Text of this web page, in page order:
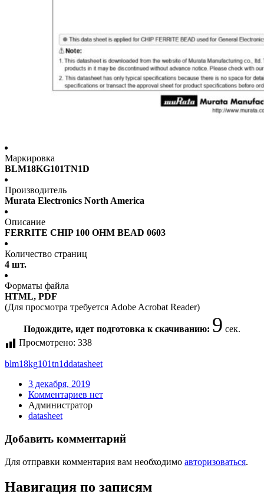
Маркировка
BLM18KG101TN1D
Производитель
Murata Electronics North America
Описание
FERRITE CHIP 100 OHM BEAD 0603
Количество страниц
4 шт.
Форматы файла
HTML, PDF
(Для просмотра требуется Adobe Acrobat Reader)
Подождите, идет подготовка к скачиванию: 9 сек.
Просмотрено: 338
blm18kg101tn1ddatasheet
3 декабря, 2019
Комментариев нет
Администратор
datasheet
Добавить комментарий
Для отправки комментария вам необходимо авторизоваться.
Навигация по записям